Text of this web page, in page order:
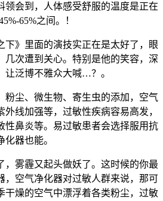
领会到，人体感受舒服的温度是正在
65%之间。！
》里面的演技实正在是太好了，眼
几次遭到关心。特别是他的笑容，深
让泛博不雅众大喊…？。
尘、微生物、寄生虫的添加，空气
线加强等，过敏性疾病容易高发，
性鼻炎等。易过敏患者会选择服用抗
器也能。
雾霾又起头做妖了。这时候的你最
，空气净化器对过敏人群来说，那可
干燥的空气中漂浮着各类粉尘，过敏